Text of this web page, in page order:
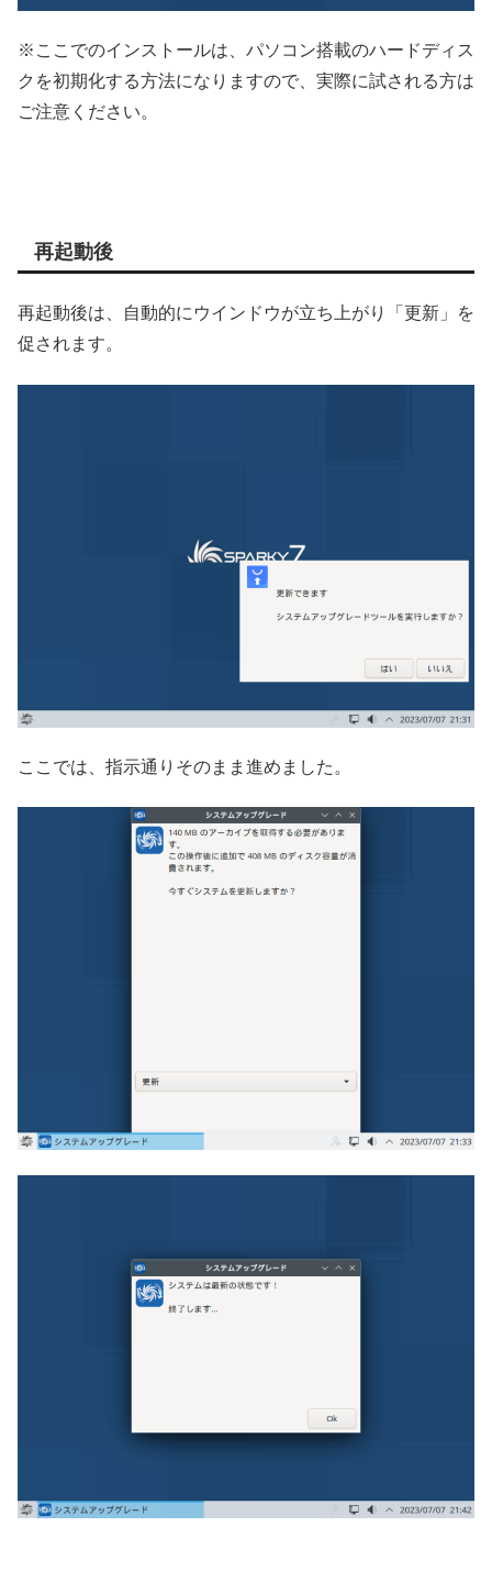
※ここでのインストールは、パソコン搭載のハードディス
クを初期化する方法になりますので、実際に試される方は
ご注意ください。
再起動後
再起動後は、自動的にウインドウが立ち上がり「更新」を
促されます。
ここでは、指示通りそのまま進めました。